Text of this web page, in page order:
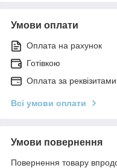
Умови оплати
Оплата на рахунок
Готівкою
Оплата за реквізитами
Всі умови оплати
Умови повернення
Повернення товару